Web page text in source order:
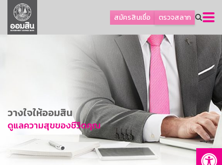
สมัครสินเชื่อ ตรวจสลาก
ลูกค้าธุรกิจ
ลูกค้าผู้ประกอบรายย่อย
การพัฒนาที่ยั่งยืน
ข่าวสาร
บริการทางการเงิน
อื่นๆ
วางใจให้ออมสิน
ดูแลความสุขของชีวิตคุณ